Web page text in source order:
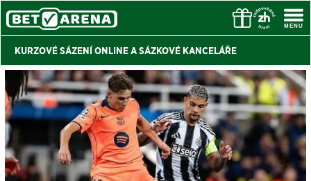
KURZOVÉ SÁZENÍ ONLINE ASÁZKOVÉ KANCELÁŘE